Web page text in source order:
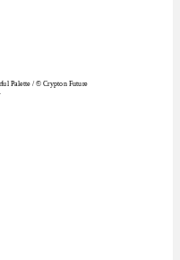
Palette / © Crypton Future